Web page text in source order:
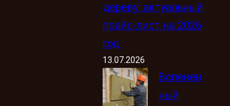
дереву: актуальный
прайс-лист на 2026
год
13.07.2026
Вспенен
ный